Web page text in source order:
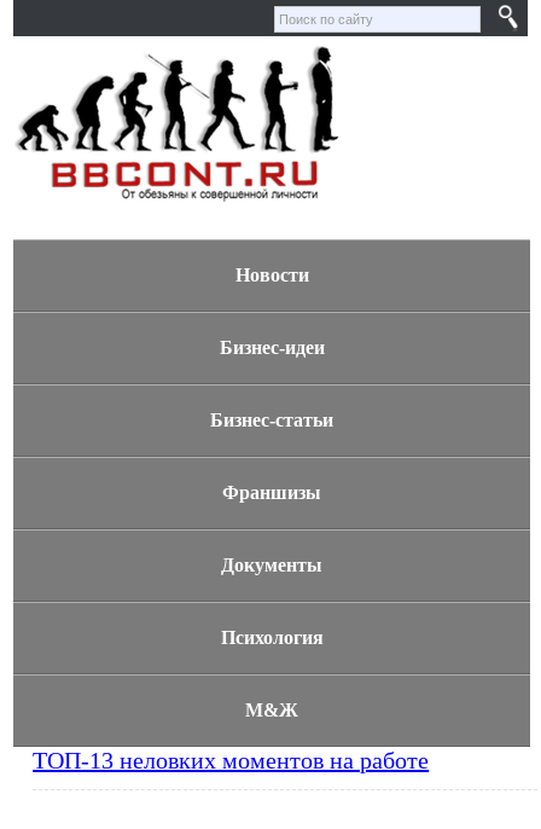
Новости
Бизнес-идеи
Бизнес-статьи
Франшизы
Документы
Психология
М&Ж
ТОП-13 неловких моментов на работе